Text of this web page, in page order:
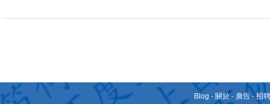
Blog - 關於 - 廣告 -招